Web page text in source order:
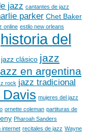
jazz cantantes de jazz
parker Chet Baker
online estilo new orleans
historia del
jazz clásico jazz
en argentina
rock jazz tradicional
Davis mujeres del jazz
ornette coleman partituras de
Pharoah Sanders
internet recitales de jazz Wayne